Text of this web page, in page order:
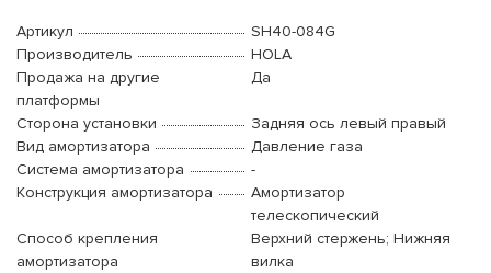
Артикул
SH40-084G
Производитель
HOLA
Продажа на другие
платформы
Да
Сторона установки
Задняя ось левый правый
Вид амортизатора
Давление газа
Система амортизатора
-
Конструкция амортизатора
Амортизатор
телескопический
Способ крепления
амортизатора
Верхний стержень; Нижняя
вилка